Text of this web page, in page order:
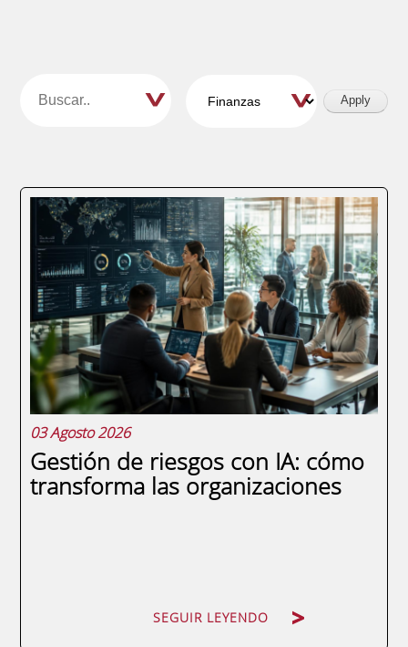
03 Agosto 2026
Gestión de riesgos con IA: cómo
transforma las organizaciones
SEGUIR LEYENDO
Paginación